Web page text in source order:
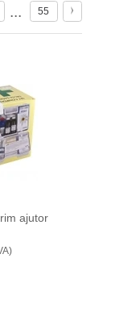
... 55
ajutor